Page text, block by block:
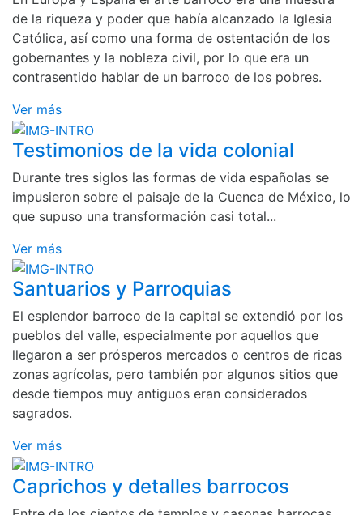
de la riqueza y poder que había alcanzado la Iglesia
Católica, así como una forma de ostentación de los
gobernantes y la nobleza civil, por lo que era un
contrasentido hablar de un barroco de los pobres.
Ver más
Testimonios de la vida colonial
Durante tres siglos las formas de vida españolas se
impusieron sobre el paisaje de la Cuenca de México, lo
que supuso una transformación casi total...
Ver más
Santuarios y Parroquias
El esplendor barroco de la capital se extendió por los
pueblos del valle, especialmente por aquellos que
llegaron a ser prósperos mercados o centros de ricas
zonas agrícolas, pero también por algunos sitios que
desde tiempos muy antiguos eran considerados
sagrados.
Ver más
Caprichos y detalles barrocos